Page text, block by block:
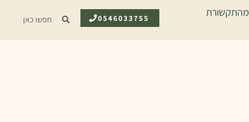
מהתקשורת
0546033755